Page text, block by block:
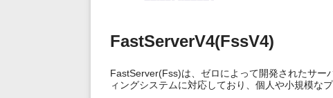
FastServerV4(FssV4)
FastServer(Fss)は、ゼロによって開発されたサ
ィングシステムに対応しており、個人や小規模な